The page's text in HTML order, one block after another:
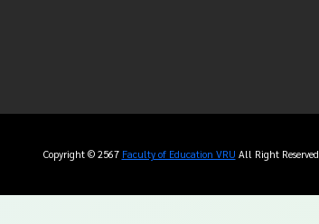
Copyright © 2567 Faculty of Education VRU All Right Reserved